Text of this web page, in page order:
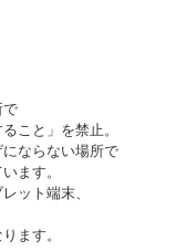
で
こと」を禁止。
ならない場所で
ます。
ット端末、
ます。